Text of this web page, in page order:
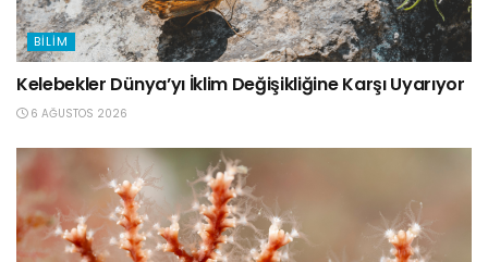
BILIM
Kelebekler Dünya’yı İklim Değişikliğine Karşı Uyarıyor
6 AĞUSTOS 2026